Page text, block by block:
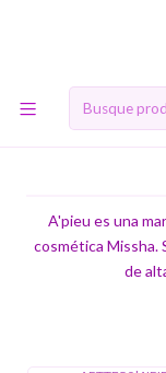
10% de descuento en
A'pieu es una
cosmética Missha.
de